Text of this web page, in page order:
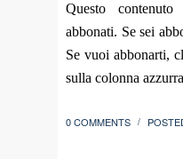
Questo
abbonati. Se sei
Se vuoi abbonarti,
sulla colonna
0 COMMENTS /